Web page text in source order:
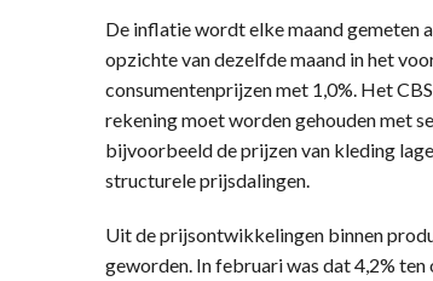
De inflatie wordt elke maand gemeten
opzichte van dezelfde maand in het
consumentenprijzen met 1,0%. Het
rekening moet worden gehouden met
bijvoorbeeld de prijzen van kleding
structurele prijsdalingen.
Uit de prijsontwikkelingen binnen
geworden. In februari was dat 4,2%